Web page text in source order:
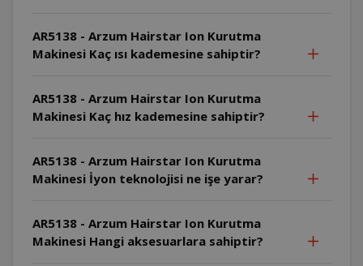
AR5138 - Arzum Hairstar Ion Kurutma
Makinesi Kaç ısı kademesine sahiptir?
AR5138 - Arzum Hairstar Ion Kurutma
Makinesi Kaç hız kademesine sahiptir?
AR5138 - Arzum Hairstar Ion Kurutma
Makinesi İyon teknolojisi ne işe yarar?
AR5138 - Arzum Hairstar Ion Kurutma
Makinesi Hangi aksesuarlara sahiptir?